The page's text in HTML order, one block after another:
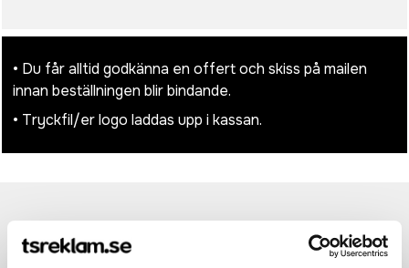
• Du får alltid godkänna en offert och skiss på mailen
innan beställningen blir bindande.
• Tryckfil/er logo laddas upp i kassan.